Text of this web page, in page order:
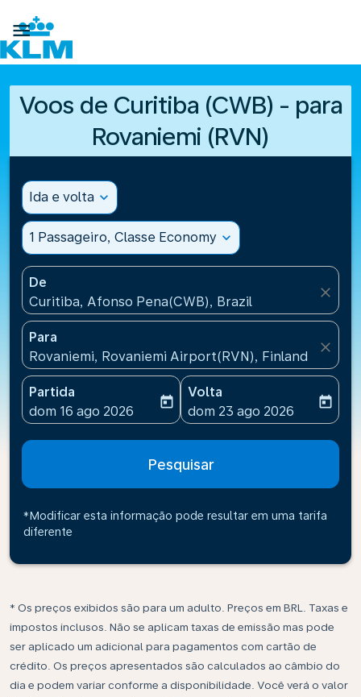

Voos de Curitiba (CWB) - para
Rovaniemi (RVN)
Ida e volta expand_more
1 Passageiro, Classe Economy expand_more
De
Curitiba, Afonso Pena(CWB), Brazil
close
Para
Rovaniemi, Rovaniemi Airport(RVN), Finland
close
Partida
fc-booking-departure-date-aria-label
dom 16 ago 2026
today
Volta
fc-booking-return-date-
dom 23 ago 2026
today
Pesquisar
*Modificar esta informação pode resultar em uma tarifa
diferente
* Os preços exibidos são para um adulto. Preços em BRL. Taxas e
impostos inclusos. Não se aplicam taxas de emissão mas pode
ser aplicado um adicional para pagamentos com cartão de
crédito. Os preços apresentados são calculados ao câmbio do
dia e podem variar conforme a disponibilidade. Você verá o valor